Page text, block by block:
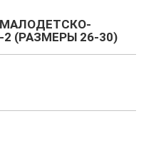
(РАЗМЕРЫ 26-30)